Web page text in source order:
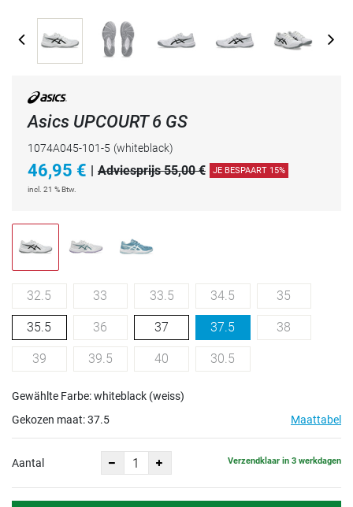
Asics UPCOURT 6 GS
1074A045-101-5 (whiteblack)
46,95 € | Adviesprijs 55,00 € JE BESPAART 15%
incl. 21 % Btw.
32.5 33 33.5 34.5 35
35.5 36 37 37.5 38
39 39.5 40 30.5
Gewählte Farbe: whiteblack (weiss)
Gekozen maat:37.5 Maattabel
Aantal Verzendklaar in 3 werkdagen